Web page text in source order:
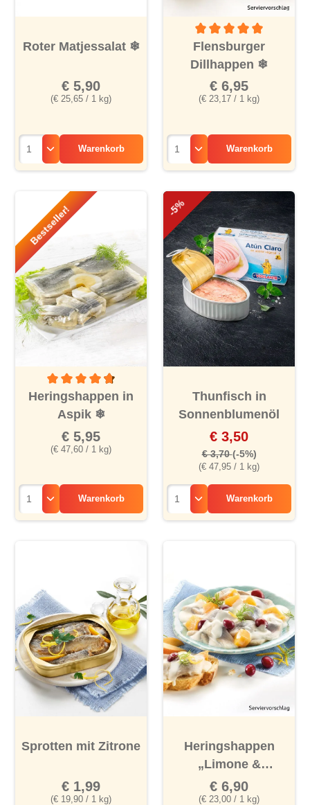
Roter Matjessalat ❄
(€ 25,65 / 1 kg)
€ 5,90
Warenkorb
Durchschnittliche
Flensburger
Dillhappen ❄
(€ 23,17 / 1 kg)
€ 6,95
Warenkorb
Bestseller!
Durchschnittliche Bewertung von 4.8 von 5 Sternen
Heringshappen in
Aspik ❄
(€ 47,60 / 1 kg)
€ 5,95
Warenkorb
-5%
Thunfisch in
Sonnenblumenöl
(€ 47,95 / 1 kg)
€ 3,50
€ 3,70(-5%)
Warenkorb
Sprotten mit Zitrone
(€ 19,90 / 1 kg)
€ 1,99
Heringshappen
„Limone &
Cranberry“
(€ 23,00 / 1 kg)
€ 6,90